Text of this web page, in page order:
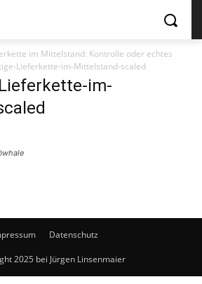
im Mittelstand: Kontrolle oder echtes
Lieferkette-im-Mittelstand-scaled
im-
Datenschutz
2025 bei Jürgen Linsenmaier